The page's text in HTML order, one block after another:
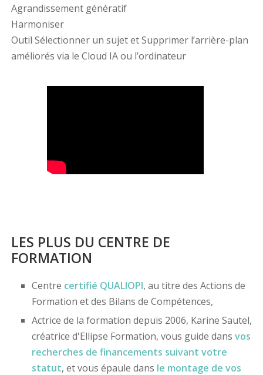
Agrandissement génératif
Harmoniser
Outil Sélectionner un sujet et Supprimer l’arrière-plan
améliorés via le Cloud IA ou l’ordinateur
LES PLUS DU CENTRE DE
FORMATION
Centre certifié QUALIOPI, au titre des Actions de
Formation et des Bilans de Compétences,
Actrice de la formation depuis 2006, Karine Sautel,
créatrice d'Ellipse Formation, vous guide dans vos
recherches de financements suivant votre
statut, et vous épaule dans le montage de vos